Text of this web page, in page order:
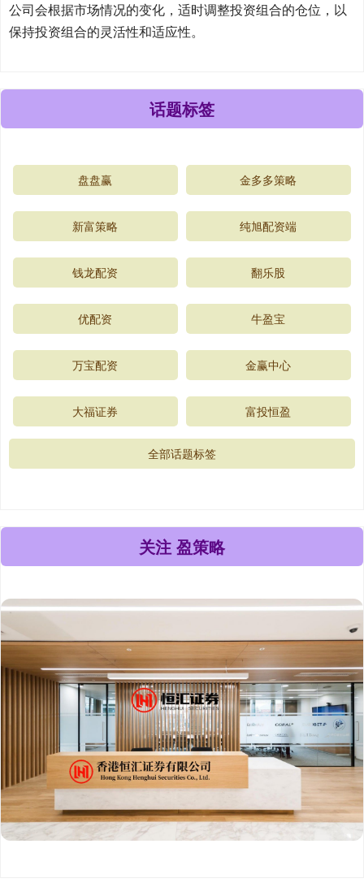
公司会根据市场情况的变化，适时调整投资组合的仓位，以
保持投资组合的灵活性和适应性。
话题标签
盘盘赢 金多多策略
新富策略 纯旭配资端
钱龙配资 翻乐股
优配资 牛盈宝
万宝配资 金赢中心
大福证券 富投恒盈
全部话题标签
关注 盈策略